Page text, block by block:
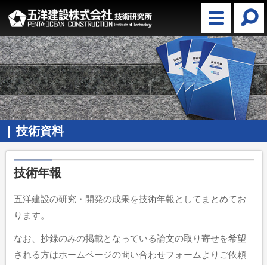
技術資料
技術年報
五洋建設の研究・開発の成果を技術年報としてまとめてお
ります。
なお、抄録のみの掲載となっている論文の取り寄せを希望
される方はホームページの問い合わせフォームよりご依頼